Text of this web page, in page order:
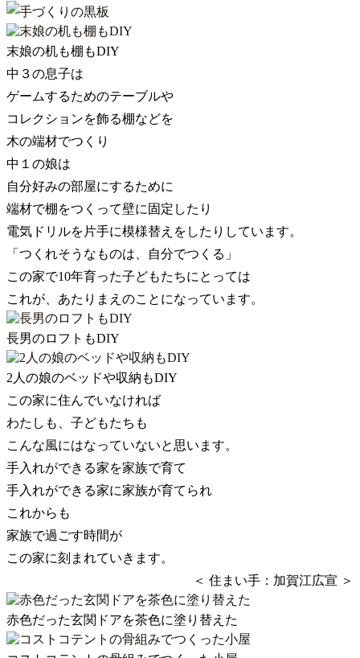
末娘の机も棚もDIY
中３の息子は
ゲームするためのテーブルや
コレクションを飾る棚などを
木の端材でつくり
中１の娘は
自分好みの部屋にするために
端材で棚をつくって壁に固定したり
電気ドリルを片手に模様替えをしたりしています。
「つくれそうなものは、自分でつくる」
この家で10年育った子どもたちにとっては
これが、あたりまえのことになっています。
長男のロフトもDIY
2人の娘のベッドや収納もDIY
この家に住んでいなければ
わたしも、子どもたちも
こんな風にはなっていないと思います。
手入れができる家を家族で育て
手入れができる家に家族が育てられ
これからも
家族で過ごす時間が
この家に刻まれていきます。
＜ 住まい手：加賀江広宣 ＞
赤色だった玄関ドアを茶色に塗り替えた